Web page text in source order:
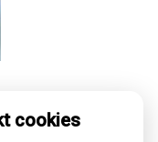
cookies